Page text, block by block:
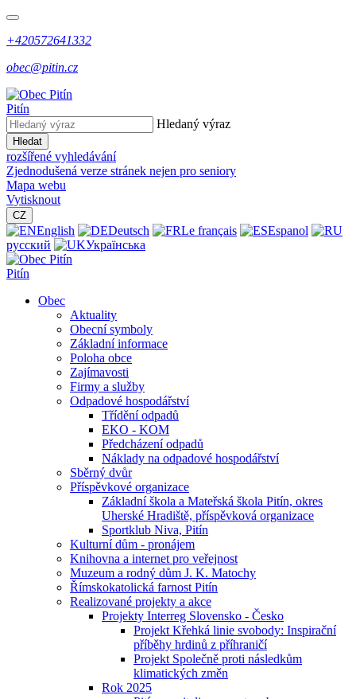
+420572641332
obec@pitin.cz
Pitín
Hledaný výraz
Hledat
rozšířené vyhledávání
Zjednodušená verze stránek nejen pro seniory
Mapa webu
Vytisknout
CZ
English Deutsch Le français
Espanol
русский
Українська
Pitín
Obec
Aktuality
Obecní symboly
Základní informace
Poloha obce
Zajímavosti
Firmy a služby
Odpadové hospodářství
Třídění odpadů
EKO - KOM
Předcházení odpadů
Náklady na odpadové hospodářství
Sběrný dvůr
Příspěvkové organizace
Základní škola a Mateřská škola Pitín, okres
Uherské Hradiště, příspěvková organizace
Sportklub Niva, Pitín
Kulturní dům - pronájem
Knihovna a internet pro veřejnost
Muzeum a rodný dům J. K. Matochy
Římskokatolická farnost Pitín
Realizované projekty a akce
Projekty Interreg Slovensko - Česko
Projekt Křehká linie svobody: Inspirační
příběhy hrdinů z příhraničí
Projekt Společně proti následkům
klimatických změn
Rok 2025